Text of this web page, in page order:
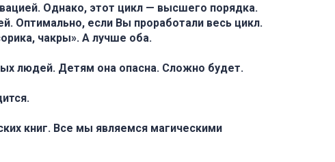
Однако, этот цикл — высшего порядка.
Оптимально, если Вы проработали весь цикл.
чакры». А лучше оба.
людей. Детям она опасна. Сложно будет.
книг. Все мы являемся магическими